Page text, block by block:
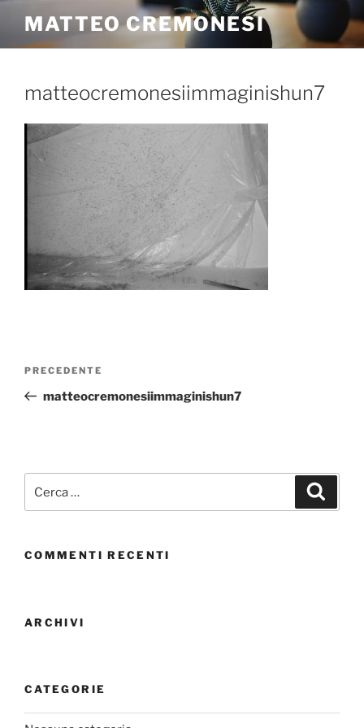
MATTEO CREMONESI
matteocremonesiimmaginishun7
PRECEDENTE
matteocremonesiimmaginishun7
COMMENTI RECENTI
ARCHIVI
CATEGORIE